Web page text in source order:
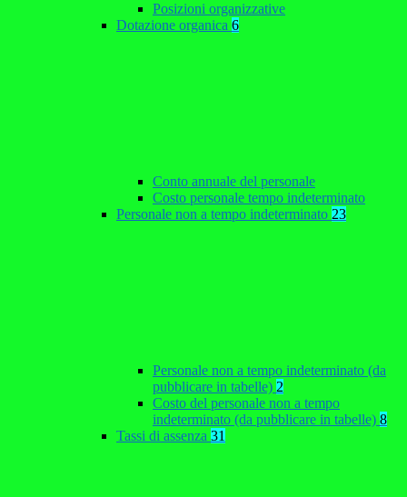
Posizioni organizzative
Dotazione organica 6
Conto annuale del personale
Costo personale tempo indeterminato
Personale non a tempo indeterminato 23
Personale non a tempo indeterminato (da
pubblicare in tabelle) 2
Costo del personale non a tempo
indeterminato (da pubblicare in tabelle) 8
Tassi di assenza 31